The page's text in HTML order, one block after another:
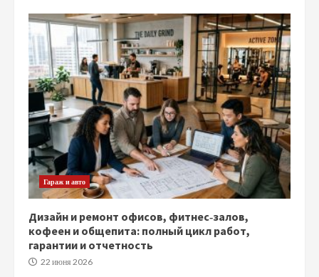
Гараж и авто
Дизайн и ремонт офисов, фитнес‑залов,
кофеен и общепита: полный цикл работ,
гарантии и отчетность
22 июня 2026